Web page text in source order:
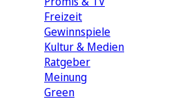
Freizeit
Gewinnspiele
Kultur & Medien
Ratgeber
Meinung
Green